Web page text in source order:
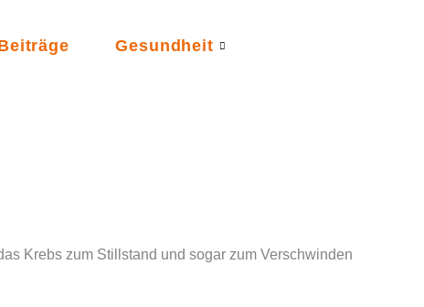
Gesundheit
Krebs zum Stillstand und sogar zum Verschwinden